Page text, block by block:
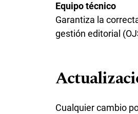
Equipo técnico
Garantiza la
gestión editorial
Cualquier cambio